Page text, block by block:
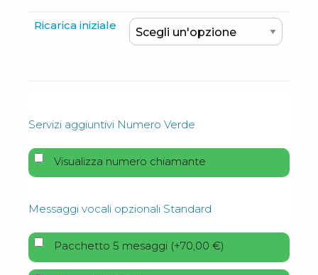
Ricarica iniziale
Servizi aggiuntivi Numero Verde
Visualizza numero chiamante
Messaggi vocali opzionali Standard
Pacchetto 5 mesaggi (+70,00 €)